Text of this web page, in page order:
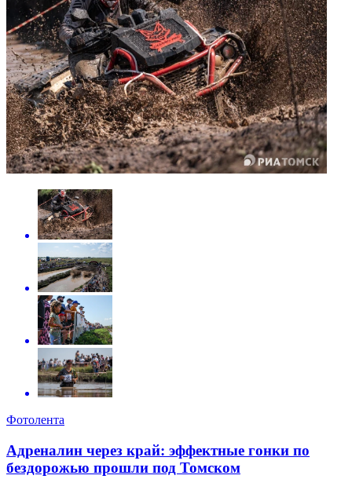
Фотолента
Адреналин через край: эффектные гонки по
бездорожью прошли под Томском